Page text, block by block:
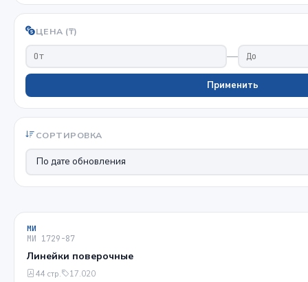
ЦЕНА (₸)
—
Применить
СОРТИРОВКА
МИ
МИ 1729-87
Линейки поверочные
44 стр. 17.020